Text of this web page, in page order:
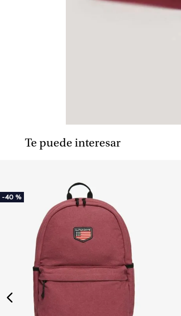
Te puede interesar
-40 %